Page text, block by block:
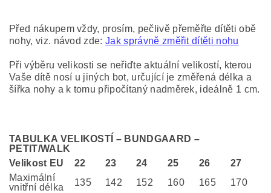
Před nákupem vždy, prosím, pečlivě přeměřte dítěti obě
nohy, viz. návod zde:Jak správně změřit dítěti nohu
Při výběru velikosti se neřiďte aktuální velikostí, kterou
Vaše dítě nosí u jiných bot, určující je změřená délka a
šířka nohy a k tomu připočítaný nadměrek, ideálně 1 cm.
TABULKA VELIKOSTÍ – BUNDGAARD –
PETIT/WALK
Velikost EU
22 23 24 25 26
27
Maximální
vnitřní délka
135 142 152 160 165
170